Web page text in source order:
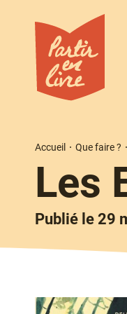
contenu
principal
d'Ariane
Accueil Que faire ?
Les
Publié le 29